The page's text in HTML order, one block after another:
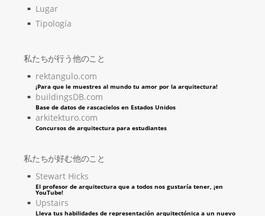
Lugar
Tipología
私たちが行う他のこと
rektangulo.com
¡Para que le muestres al mundo tu amor por la arquitectura!
buildingsDB.com
Base de datos de rascacielos en Estados Unidos
arkitekturo.com
Concursos de arquitectura para estudiantes
私たちが好む他のこと
Stewart Hicks
El profesor de arquitectura que a todos nos gustaría tener, ¡en
YouTube!
Upstairs
Lleva tus habilidades de representación arquitectónica a un nuevo